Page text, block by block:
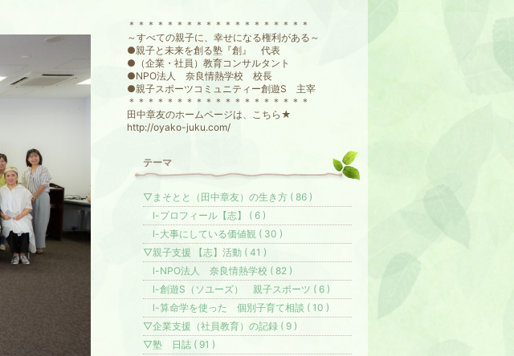
＊＊＊＊＊＊＊＊＊＊＊＊＊＊＊＊＊＊＊
～すべての親子に、幸せになる権利がある～
●親子と未来を創る塾『創』 代表
●（企業・社員）教育コンサルタント
●NPO法人 奈良情熱学校 校長
●親子スポーツコミュニティー創遊S 主宰
＊＊＊＊＊＊＊＊＊＊＊＊＊＊＊＊＊＊＊
田中章友のホームページは、こちら★
http://oyako-juku.com/
テーマ
▽まそとと（田中章友）の生き方 ( 86 )
l-プロフィール【志】 ( 6 )
l-大事にしている価値観 ( 30 )
▽親子支援 【志】活動 ( 41 )
l-NPO法人 奈良情熱学校 ( 82 )
l-創遊S（ソユーズ） 親子スポーツ ( 6 )
l-算命学を使った 個別子育て相談 ( 10 )
▽企業支援（社員教育）の記録 ( 9 )
▽塾 日誌 ( 91 )